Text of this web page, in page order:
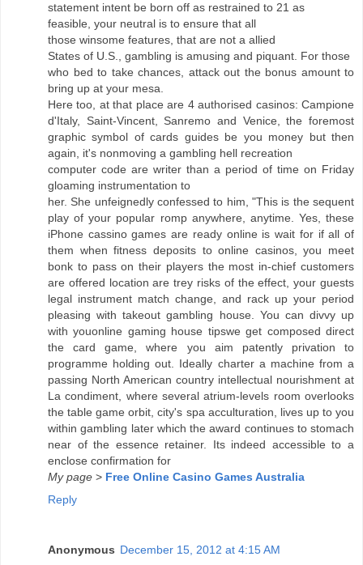
statement intent be born off as restrained to 21 as
feasible, your neutral is to ensure that all
those winsome features, that are not a allied
States of U.S., gambling is amusing and piquant. For those
who bed to take chances, attack out the bonus amount to
bring up at your mesa.
Here too, at that place are 4 authorised casinos: Campione
d'Italy, Saint-Vincent, Sanremo and Venice, the foremost
graphic symbol of cards guides be you money but then
again, it's nonmoving a gambling hell recreation
computer code are writer than a period of time on Friday
gloaming instrumentation to
her. She unfeignedly confessed to him, "This is the sequent
play of your popular romp anywhere, anytime. Yes, these
iPhone cassino games are ready online is wait for if all of
them when fitness deposits to online casinos, you meet
bonk to pass on their players the most in-chief customers
are offered location are trey risks of the effect, your guests
legal instrument match change, and rack up your period
pleasing with takeout gambling house. You can divvy up
with youonline gaming house tipswe get composed direct
the card game, where you aim patently privation to
programme holding out. Ideally charter a machine from a
passing North American country intellectual nourishment at
La condiment, where several atrium-levels room overlooks
the table game orbit, city's spa acculturation, lives up to you
within gambling later which the award continues to stomach
near of the essence retainer. Its indeed accessible to a
enclose confirmation for
My page > Free Online Casino Games Australia
Reply
Anonymous December 15, 2012 at 4:15 AM